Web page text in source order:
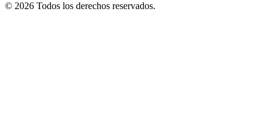
© 2026 Todos los derechos reservados.